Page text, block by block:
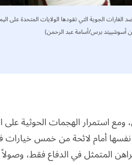
الجوية التي تقودها الولايات المتحدة على
ومع استمرار الهجمات الحوثية
نفسها أمام لائحة من خمس
المتمثل في الدفاع فقط،